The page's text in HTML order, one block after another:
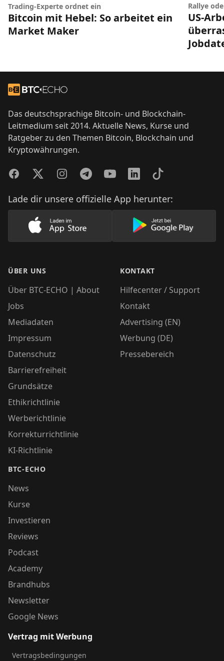
Trading-Experte ordnet ein
Bitcoin mit Hebel: So arbeitet ein
Market Maker
Rallye
US-
Zur Startseite
Das deutschsprachige Bitcoin- und Blockchain-
Leitmedium seit 2014. Aktuelle News, Kurse und
Ratgeber zu den Themen Bitcoin, Blockchain und
Kryptowährungen.
FacebookTwitterInstagramTelegramYouTubeLinkedInTikTok
Lade dir unsere offizielle App herunter:
Lade unsere App im AppStore herunter
Lade unsere
ÜBER UNS
Über BTC-ECHO | About
Jobs
Mediadaten
Impressum
Datenschutz
Barrierefreiheit
Grundsätze
Ethikrichtlinie
Werberichtlinie
Korrekturrichtlinie
KI-Richtlinie
BTC-ECHO
News
Kurse
Investieren
Reviews
Podcast
Academy
Brandhubs
Newsletter
Google News
KONTAKT
Hilfecenter / Support
Kontakt
Advertising (EN)
Werbung (DE)
Pressebereich
Vertrag mit Werbung
Vertragsbedingungen